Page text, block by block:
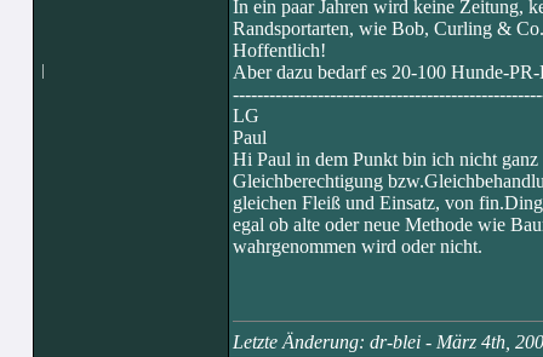
|
In ein paar Jahren wird keine Zeitung,
Randsportarten, wie Bob, Curling & Co.
Hoffentlich!
Aber dazu bedarf es 20-100 Hunde-
LG
Paul
Hi Paul in dem Punkt bin ich nicht
Gleichberechtigung
gleichen Fleiß und Einsatz, von
egal ob alte oder neue Methode wie
wahrgenommen wird oder nicht.
Letzte Änderung: dr-blei - März 4th,